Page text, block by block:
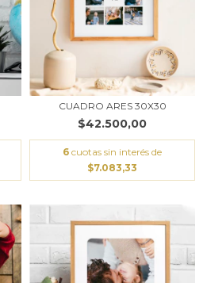
CUADRO ARES 30X30
$42.500,00
6 cuotas sin interés de
$7.083,33